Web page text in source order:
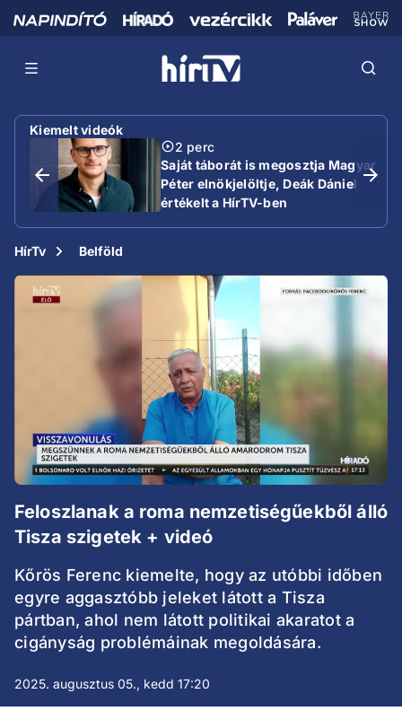
Kiemelt videók
2 perc
Saját táborát is megosztja Magyar
Péter elnökjelöltje, Deák Dániel
értékelt a HírTV-ben
HírTv Belföld
Feloszlanak a roma nemzetiségűekből álló
Tisza szigetek + videó
Kőrös Ferenc kiemelte, hogy az utóbbi időben
egyre aggasztóbb jeleket látott a Tisza
pártban, ahol nem látott politikai akaratot a
cigányság problémáinak megoldására.
2025. augusztus 05., kedd 17:20